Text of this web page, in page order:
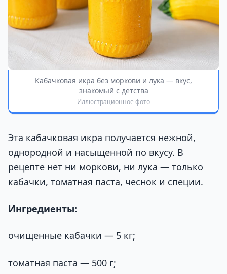
Кабачковая икра без моркови и лука — вкус,
знакомый с детства
Иллюстрационное фото
Эта кабачковая икра получается нежной,
однородной и насыщенной по вкусу. В
рецепте нет ни моркови, ни лука — только
кабачки, томатная паста, чеснок и специи.
Ингредиенты:
очищенные кабачки — 5 кг;
томатная паста — 500 г;